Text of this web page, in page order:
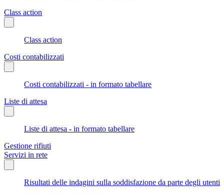
Class action
Class action
Costi contabilizzati
Costi contabilizzati - in formato tabellare
Liste di attesa
Liste di attesa - in formato tabellare
Gestione rifiuti
Servizi in rete
Risultati delle indagini sulla soddisfazione da parte degli utenti